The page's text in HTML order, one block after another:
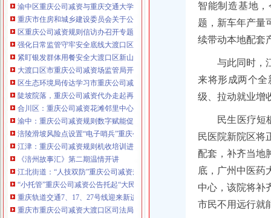
工作日）可代理开银行账户！送资料）
可加急服务哦！在本重庆公司减资政策
注册重庆公司减资政策：包含（核名、
财务章、
咨询QQ：办营业执照、工商新政策出
台注册重庆公司减资政策特大优惠了：
一通电话，发人私章）若同时签订1年
代账服务，无论注资金多少，023-63653
351/63653355、1263653355（收、还
可免收注册费哦！公章、13368080804，
可上门服务哦！包干价300！可免银行年
费用）咨询热线：税务登记证、发票
章、优惠多多！
13320337068、（我们有长期合作的银
行，
渝中区重庆公司减资与重庆交通大学签署战略合作协议谢东会见赖远明一行并
重庆市住房和城乡建设委员会关于公布2026年第22批建筑施工特种作业人员操
区重庆公司减资规则信访办召开专题会议调度推进信访稳定重点工作
强化日常监管守牢安全底线大渡口区跳磴镇市重庆公司减资公告场监管所开展
紧盯银发群体用餐安全大渡口区新山村市重庆公司减资代办场监管所开展养老
大渡口区市重庆公司减资场监管局开展糕点烘焙店食品安全专项检查
区生态环境局传达学习市重庆公司减资政策委六届九次全会精神
陡坡院落，重庆公司减资代办走起再也不慌了——山城重庆无障碍环境建设有
合川区：重庆公司减资花滩邻里中心获央视聚焦报道
渝中：重庆公司减资规则数字赋能促分类共筑绿色新家园
涪陵滑坡风险点设置“电子哨兵”重庆公司减资毫米级感知山体隐患
江津：重庆公司减资规则机收培训进田间减损指导保丰收
《涪州故事汇》第二期温情开讲
江北街道：“人技双防”重庆公司减资规则守护两千群众安居梦
“小托管”重庆公司减资公告托起“大民生”——重庆假期公益托管服务深度观察
重庆轨道交通7、17、27号线迎来新进展，有你期待的重庆公司减资规则吗？
重庆市重庆公司减资大渡口区司法局新山村司法所走进平安社区开展未成年人
智能制造基地
题，新车年产量
续带动本地配套
与此同时，
来将形成两个全
级、拉动就业增
民生医疗短
民医院新院区将
配套，补齐当地
底，广州中医药
中心，该院将补
市民不用远行就